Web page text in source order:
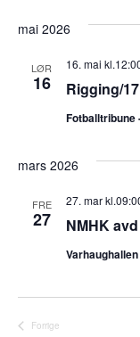
mai 2026
LØR
16 Rigging/
16. mai
Fotballtribune
mars 2026
FRE
27 NMHK
27. mar
Varhaughallen
Forrige